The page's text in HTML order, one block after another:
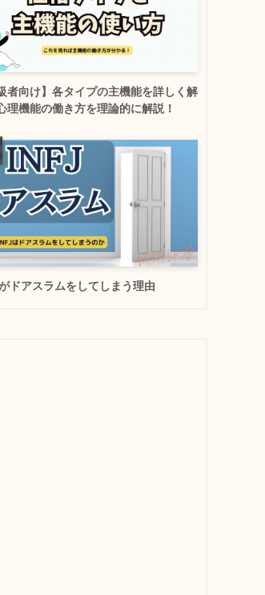
者向け】各タイプの主機能を詳しく解
理機能の働き方を理論的に解説！
ドアスラムをしてしまう理由